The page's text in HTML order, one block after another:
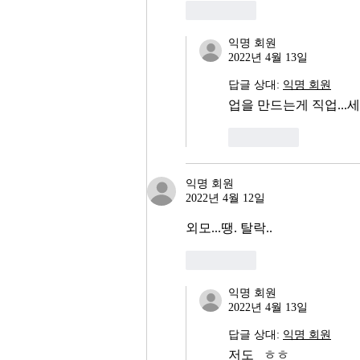
익명 회원
2022년 4월 13일
답글 상대: 익명 회원
업을 만드는게 직업...
익명 회원
2022년 4월 12일
외모...땡. 탈락..
익명 회원
2022년 4월 13일
답글 상대: 익명 회원
저도   ㅎㅎ